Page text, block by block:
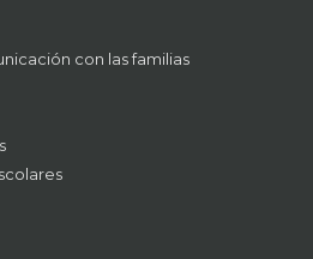
con las familias